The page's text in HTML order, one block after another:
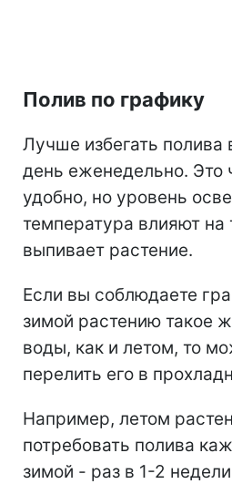
Полив по графику
Лучше избегать полива
день еженедельно. Это
удобно, но уровень
температура влияют на
выпивает растение.
Если вы соблюдаете
зимой растению такое
воды, как и летом, то
перелить его в
Например, летом
потребовать полива
зимой - раз в 1-2